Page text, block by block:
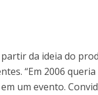
da ideia do
“Em 2006
um evento.